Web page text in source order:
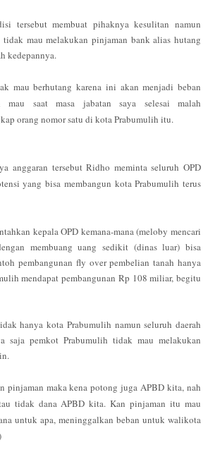
tersebut membuat pihaknya kesulitan namun
mau melakukan pinjaman bank alias hutang
kedepannya.
mau berhutang karena ini akan menjadi beban
mau saat masa jabatan saya selesai malah
orang nomor satu di kota Prabumulih itu.
anggaran tersebut Ridho meminta seluruh OPD
yang bisa membangun kota Prabumulih terus
kepala OPD kemana-mana (meloby mencari
membuang uang sedikit (dinas luar) bisa
pembangunan fly over pembelian tanah hanya
mendapat pembangunan Rp 108 miliar, begitu
hanya kota Prabumulih namun seluruh daerah
saja pemkot Prabumulih tidak mau melakukan
pinjaman maka kena potong juga APBD kita, nah
tidak dana APBD kita. Kan pinjaman itu mau
untuk apa, meninggalkan beban untuk walikota